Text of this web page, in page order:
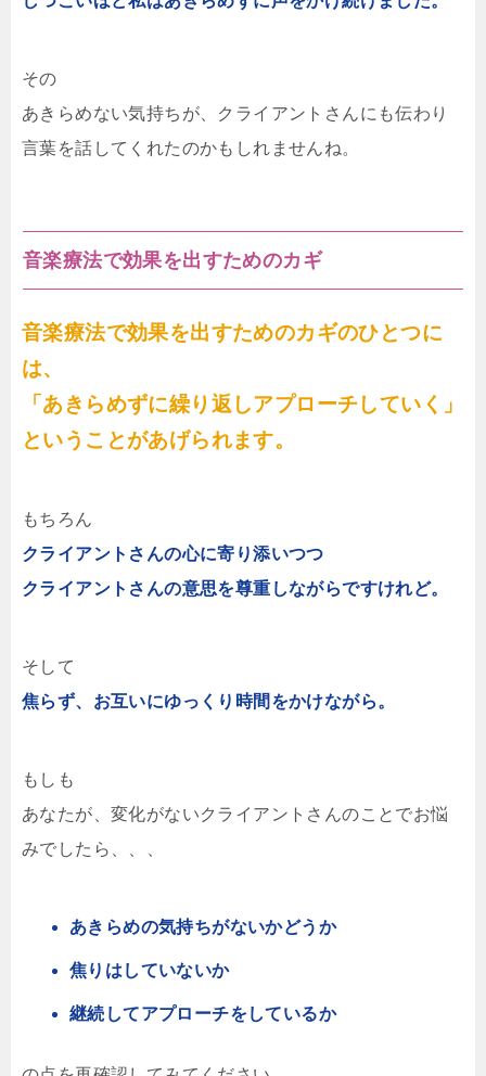
その
あきらめない気持ちが、クライアントさんにも伝わり
言葉を話してくれたのかもしれませんね。
音楽療法で効果を出すためのカギ
音楽療法で効果を出すためのカギのひとつに
は、
「あきらめずに繰り返しアプローチしていく」
ということがあげられます。
もちろん
クライアントさんの心に寄り添いつつ
クライアントさんの意思を尊重しながらですけれど。
そして
焦らず、お互いにゆっくり時間をかけながら。
もしも
あなたが、変化がないクライアントさんのことでお悩
みでしたら、、、
あきらめの気持ちがないかどうか
焦りはしていないか
継続してアプローチをしているか